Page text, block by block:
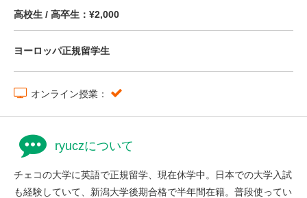
高校生 / 高卒生：¥2,000
ヨーロッパ正規留学生
オンライン授業：
ryuczについて
チェコの大学に英語で正規留学、現在休学中。日本での大学入試
も経験していて、新潟大学後期合格で半年間在籍。普段使ってい